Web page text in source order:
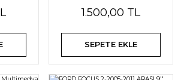
1.500,00 TL
SEPETE EKLE